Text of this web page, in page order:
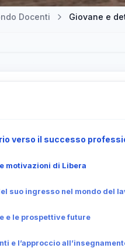
Docenti Giovane e
verso il successo
motivazioni di Libera
suo ingresso nel mondo del
e le prospettive future
e l’approccio